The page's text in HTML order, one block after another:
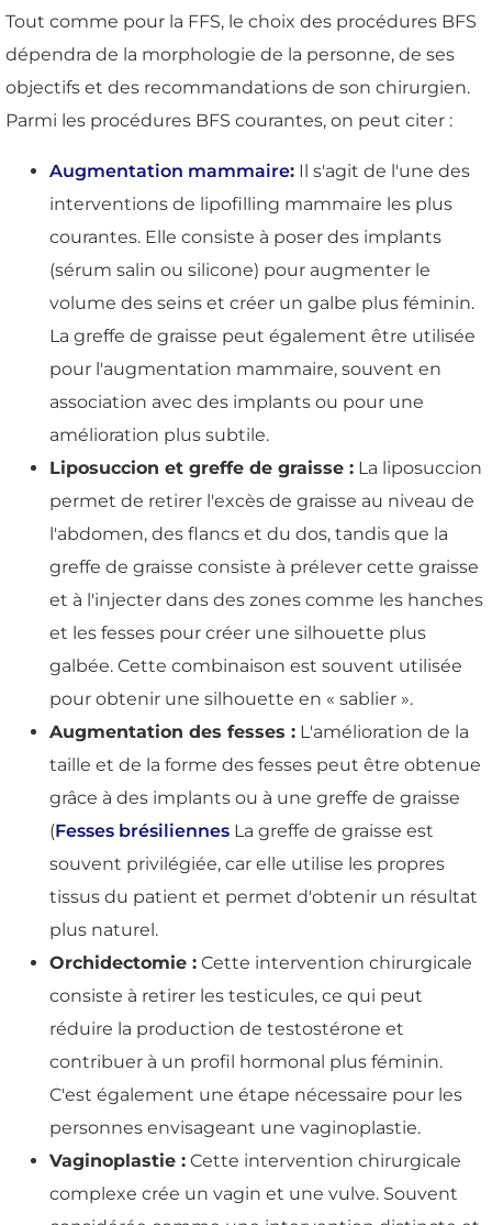
Tout comme pour la FFS, le choix des procédures BFS
dépendra de la morphologie de la personne, de ses
objectifs et des recommandations de son chirurgien.
Parmi les procédures BFS courantes, on peut citer :
Augmentation mammaire: Il s'agit de l'une des
interventions de lipofilling mammaire les plus
courantes. Elle consiste à poser des implants
(sérum salin ou silicone) pour augmenter le
volume des seins et créer un galbe plus féminin.
La greffe de graisse peut également être utilisée
pour l'augmentation mammaire, souvent en
association avec des implants ou pour une
amélioration plus subtile.
Liposuccion et greffe de graisse : La liposuccion
permet de retirer l'excès de graisse au niveau de
l'abdomen, des flancs et du dos, tandis que la
greffe de graisse consiste à prélever cette graisse
et à l'injecter dans des zones comme les hanches
et les fesses pour créer une silhouette plus
galbée. Cette combinaison est souvent utilisée
pour obtenir une silhouette en « sablier ».
Augmentation des fesses : L'amélioration de la
taille et de la forme des fesses peut être obtenue
grâce à des implants ou à une greffe de graisse
(Fesses brésiliennes La greffe de graisse est
souvent privilégiée, car elle utilise les propres
tissus du patient et permet d'obtenir un résultat
plus naturel.
Orchidectomie : Cette intervention chirurgicale
consiste à retirer les testicules, ce qui peut
réduire la production de testostérone et
contribuer à un profil hormonal plus féminin.
C'est également une étape nécessaire pour les
personnes envisageant une vaginoplastie.
Vaginoplastie : Cette intervention chirurgicale
complexe crée un vagin et une vulve. Souvent